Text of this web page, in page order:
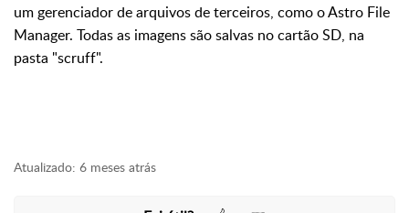
um gerenciador de arquivos de terceiros, como o Astro File
Manager. Todas as imagens são salvas no cartão SD, na
pasta "scruff".
Atualizado: 6 meses atrás